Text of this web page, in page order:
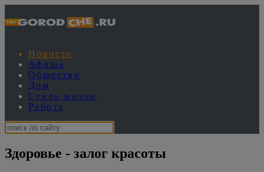
Новости
Афиша
Общество
Дом
Стиль жизни
Работа
Здоровье - залог красоты